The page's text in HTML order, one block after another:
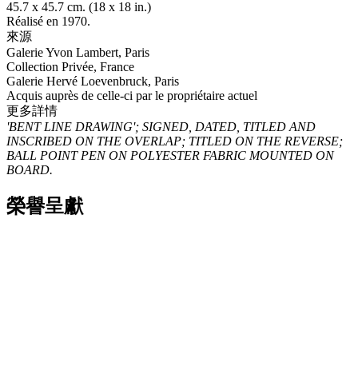
45.7 x 45.7 cm. (18 x 18 in.)
Réalisé en 1970.
來源
Galerie Yvon Lambert, Paris
Collection Privée, France
Galerie Hervé Loevenbruck, Paris
Acquis auprès de celle-ci par le propriétaire actuel
更多詳情
'BENT LINE DRAWING'; SIGNED, DATED, TITLED AND
INSCRIBED ON THE OVERLAP; TITLED ON THE REVERSE;
BALL POINT PEN ON POLYESTER FABRIC MOUNTED ON
BOARD.
榮譽呈獻